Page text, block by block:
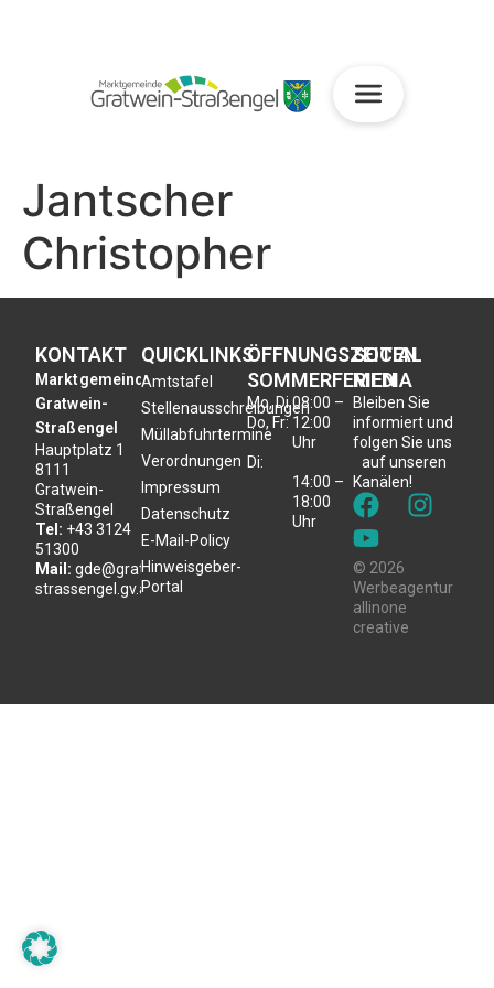
Jantscher
Christopher
KONTAKT
Marktgemeinde
Gratwein-
Straßengel
Hauptplatz 1
8111
Gratwein-
Straßengel
Tel: +43 3124
51300
Mail: gde@gratwein-
strassengel.gv.at
QUICKLINKS
Amtstafel
Stellenausschreibungen
Müllabfuhrtermine
Verordnungen
Impressum
Datenschutz
E-Mail-Policy
Hinweisgeber-
Portal
ÖFFNUNGSZEITEN
SOMMERFERIEN
Mo, Di,
Do, Fr:
Di:
08:00 –
12:00
Uhr
14:00 –
18:00
Uhr
SOCIAL
MEDIA
Bleiben Sie
informiert und
folgen Sie uns
auf unseren
Kanälen!
© 2026
Werbeagentur
allinone
creative